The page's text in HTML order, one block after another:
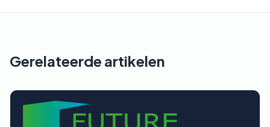
Gerelateerde artikelen